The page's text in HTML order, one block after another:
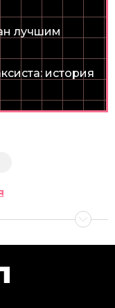
лучшим
история